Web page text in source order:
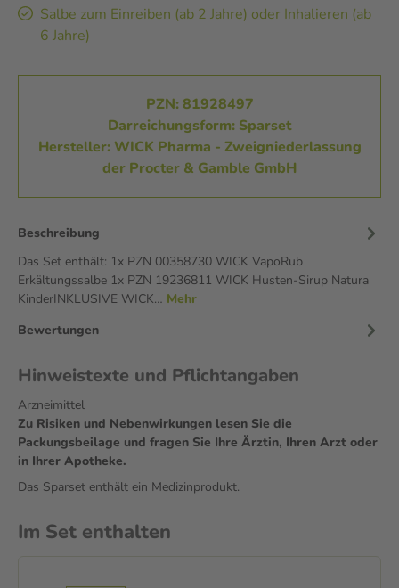
Salbe zum Einreiben (ab 2 Jahre) oder Inhalieren (ab
6 Jahre)
PZN: 81928497
Darreichungsform: Sparset
Hersteller: WICK Pharma - Zweigniederlassung
der Procter & Gamble GmbH
Beschreibung
Das Set enthält: 1x PZN 00358730 WICK VapoRub
Erkältungssalbe 1x PZN 19236811 WICK Husten-Sirup Natura
KinderINKLUSIVE WICK… Mehr
Bewertungen
Hinweistexte und Pflichtangaben
Arzneimittel
Zu Risiken und Nebenwirkungen lesen Sie die
Packungsbeilage und fragen Sie Ihre Ärztin, Ihren Arzt oder
in Ihrer Apotheke.
Das Sparset enthält ein Medizinprodukt.
Im Set enthalten